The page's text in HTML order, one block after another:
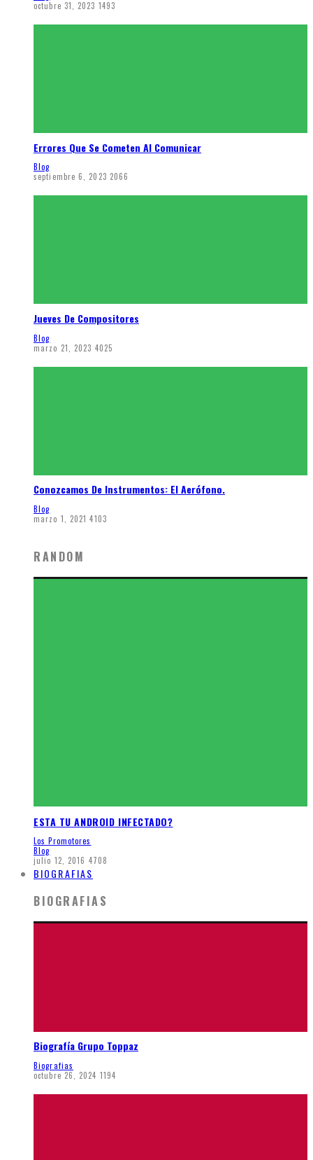
octubre 31, 2023 1493
Errores Que Se Cometen Al Comunicar
Blog
septiembre 6, 2023 2066
Jueves De Compositores
Blog
marzo 21, 2023 4025
Conozcamos De Instrumentos: El Aerófono.
Blog
marzo 1, 2021 4103
RANDOM
ESTA TU ANDROID INFECTADO?
Los Promotores
Blog
julio 12, 2016 4708
BIOGRAFIAS
BIOGRAFIAS
Biografía Grupo Toppaz
Biografias
octubre 26, 2024 1194